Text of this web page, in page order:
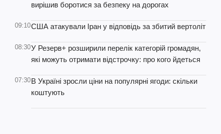
вирішив боротися за безпеку на дорогах
09:10США атакували Іран у відповідь за збитий вертоліт
08:30У Резерв+ розширили перелік категорій громадян,
які можуть отримати відстрочку: про кого йдеться
07:30В Україні зросли ціни на популярні ягоди: скільки
коштують